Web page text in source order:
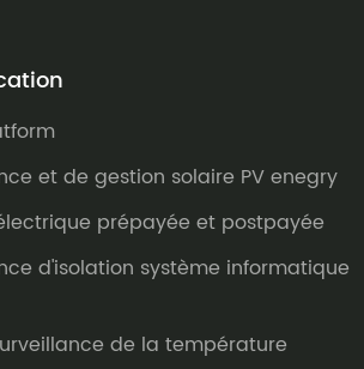
et de gestion solaire PV enegry
prépayée et postpayée
d'isolation système informatique
de la température